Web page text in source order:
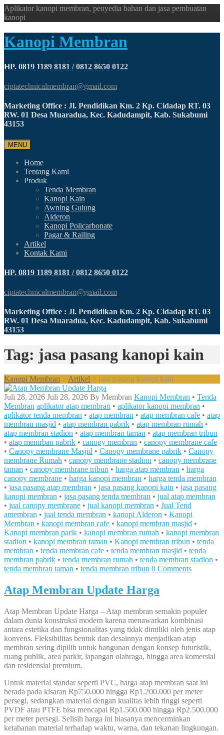
Aplikator kanopi membran, penyedia bahan dan jasa pembuatan
kanopi
Kanopi Membran
HP. 0819 1189 8181 / 0812 8650 0122
ciptatechnicalmembran@gmail.com
Marketing Office : Jl. Pendidikan Km. 2 Kp. Cidadap RT. 03
RW. 01 Desa Muaradua, Kec. Kadudampit, Kab. Sukabumi
43153
MENU
Home
Tentang Kami
Produk
Tenda Membran
Kanopi Kain
Awning Gulung
Alderon
Kanopi Policarbonate
Pagar & Railing
Artikel
Kontak Kami
HP. 0819 1189 8181 / 0812 8650 0122
ciptatechnicalmembran@gmail.com
Marketing Office : Jl. Pendidikan Km. 2 Kp. Cidadap RT. 03
RW. 01 Desa Muaradua, Kec. Kadudampit, Kab. Sukabumi
43153
Tag: jasa pasang kanopi kain
Kanopi Membran > Artikel > jasa pasang kanopi kain
Juli 28, 2026 Juli 28, 2026 By Membran Kanopi Membran • Tenda
Membran aplikator atap membran • aplikator kanopi membran •
aplikator tenda membran • atap membran • atap membran cafe • atap
membran masjid • atap membran pabrik • atap membran rumah •
atap membran stadion • atap membran taman • atap membran tribun
• atap memrban pabrik • canopy membran • canopy membrane cafe
• Canopy membrane Masjid • Canopy membrane pabrik • Canopy
membrane Rumah • canopy membrane stadion • canopy membrane
taman • canopy membrane tribun • harga atap membran • harga
canopy membrane • harga kanopi membran • harga tenda membran
• jasa pasang atap membran • jasa pasang kanopi kain • jasa pasang
kanopi membran • jasa pasang tenda membran • jual atap membran
• jual canopy membrane • jual kanopi membran • Jual Tend
amembran • jual tenda membran • kanopi Alderon • Kanopi
Membran • kanopi membran cafe • kanopi membran masjid •
Kanopi membran parik • kanopi membran rumah • kanopi membran
stadion • kanopi membran taman • Kanopi membran tribun • tenda
membran • tenda membran cafe • tenda membran masjid • tenda
membran pabrik • tenda membran rumah • tenda membran stadion •
tenda membran taman • tenda membran tribun 0 Comments
Atap Membran Update Harga
Atap Membran Update Harga – Atap membran semakin populer
dalam dunia konstruksi modern karena menawarkan kombinasi
antara estetika dan fungsionalitas yang tidak dimiliki oleh jenis atap
konvens. Fleksibilitas bentuk dan desainnya menjadikan atap
membran sering dipilih untuk bangunan dengan konsep futuristik,
ruang publik, area parkir, lapangan olahraga, hingga area komersial
dan residensial premium.
Untuk material standar seperti PVC, harga atap membran saat ini
berada pada kisaran Rp750.000 hingga Rp1.200.000 per meter
persegi, sedangkan material dengan kualitas lebih tinggi seperti
PVDF atau PTFE bisa mencapai Rp1.500.000 hingga Rp2.500.000
per meter persegi. Selisih harga ini biasanya mencerminkan
ketahanan material terhadap waktu, warna, dan tekanan lingkungan.